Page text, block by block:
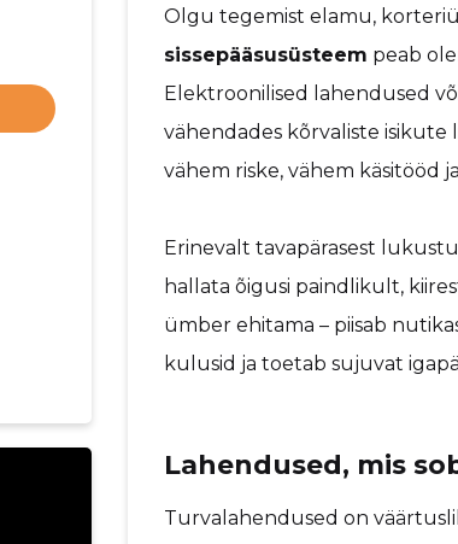
Olgu tegemist elamu,
sissepääsusüsteem peab
Elektroonilised lahendused
vähendades kõrvaliste isikute
vähem riske, vähem käsitööd
Erinevalt tavapärasest
hallata õigusi paindlikult,
ümber ehitama – piisab
kulusid ja toetab sujuvat
Lahendused, mis
Turvalahendused on